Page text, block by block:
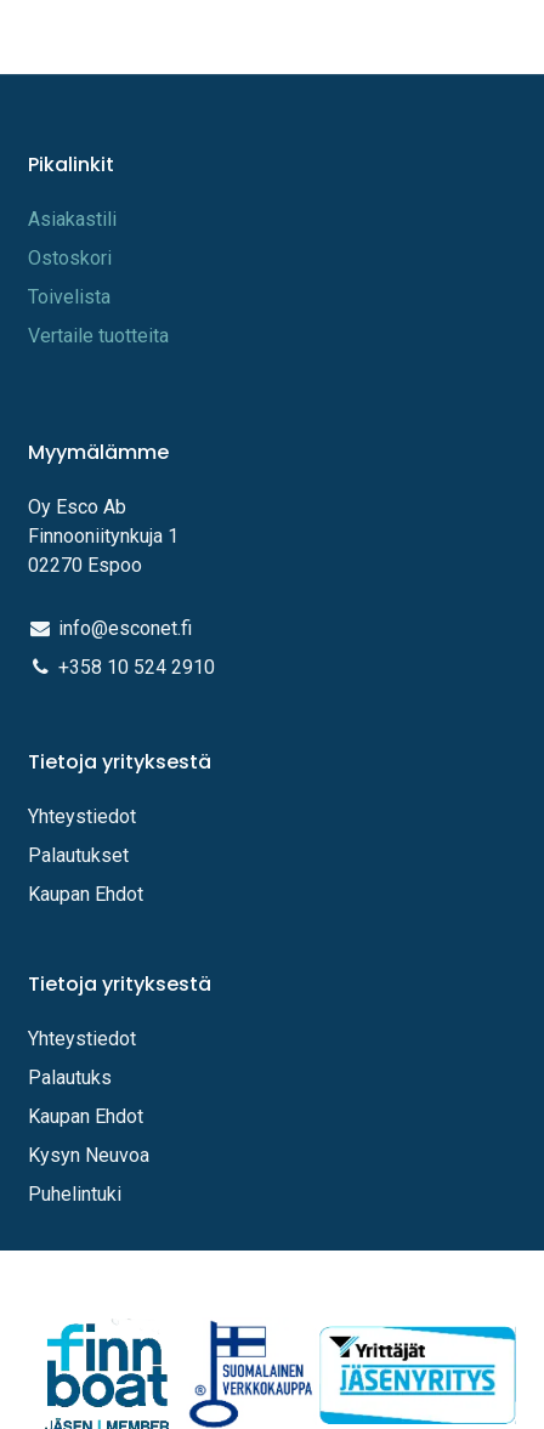
Pikalinkit
A​s​iakastili
Os​toskori
Toi​velista
Vertaile tuotteita
Myymälämme
Oy Esco Ab
Finnooniitynkuja 1
02270 Espoo
info@esconet.fi
+358 10 524 2910
Tietoja yrityksestä
Yhteystiedot
Palautukset
Kaupan Ehdot
Tietoja yrityksestä
Yhteystiedot
Palautuks
Kaupan Ehdot
Kysyn Neuvoa
Puhelintuki